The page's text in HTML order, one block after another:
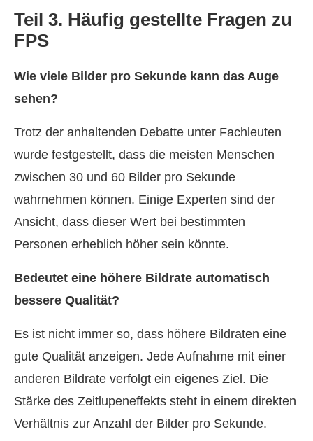
Teil 3. Häufig gestellte Fragen zu
FPS
Wie viele Bilder pro Sekunde kann das Auge
sehen?
Trotz der anhaltenden Debatte unter Fachleuten
wurde festgestellt, dass die meisten Menschen
zwischen 30 und 60 Bilder pro Sekunde
wahrnehmen können. Einige Experten sind der
Ansicht, dass dieser Wert bei bestimmten
Personen erheblich höher sein könnte.
Bedeutet eine höhere Bildrate automatisch
bessere Qualität?
Es ist nicht immer so, dass höhere Bildraten eine
gute Qualität anzeigen. Jede Aufnahme mit einer
anderen Bildrate verfolgt ein eigenes Ziel. Die
Stärke des Zeitlupeneffekts steht in einem direkten
Verhältnis zur Anzahl der Bilder pro Sekunde.